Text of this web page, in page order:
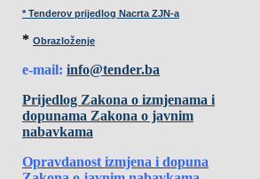
* Tenderov prijedlog Nacrta ZJN-a
* Obrazloženje
e-mail: info@tender.ba
Prijedlog Zakona o izmjenama i
dopunama Zakona o javnim
nabavkama
Opravdanost izmjena i dopuna